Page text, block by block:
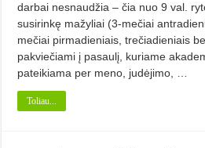
darbai nesnaudžia – čia nuo 9 val.
susirinkę mažyliai (3-mečiai
mečiai pirmadieniais, trečiadieniais
pakviečiami į pasaulį, kuriame
pateikiama per meno, judėjimo, …
Toliau...